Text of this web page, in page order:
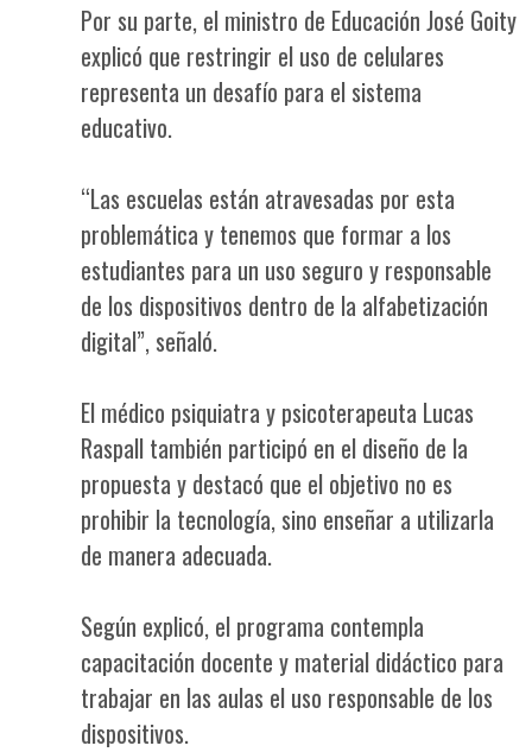
Por su parte, el ministro de Educación José Goity
explicó que restringir el uso de celulares
representa un desafío para el sistema
educativo.
“Las escuelas están atravesadas por esta
problemática y tenemos que formar a los
estudiantes para un uso seguro y responsable
de los dispositivos dentro de la alfabetización
digital”, señaló.
El médico psiquiatra y psicoterapeuta Lucas
Raspall también participó en el diseño de la
propuesta y destacó que el objetivo no es
prohibir la tecnología, sino enseñar a utilizarla
de manera adecuada.
Según explicó, el programa contempla
capacitación docente y material didáctico para
trabajar en las aulas el uso responsable de los
dispositivos.